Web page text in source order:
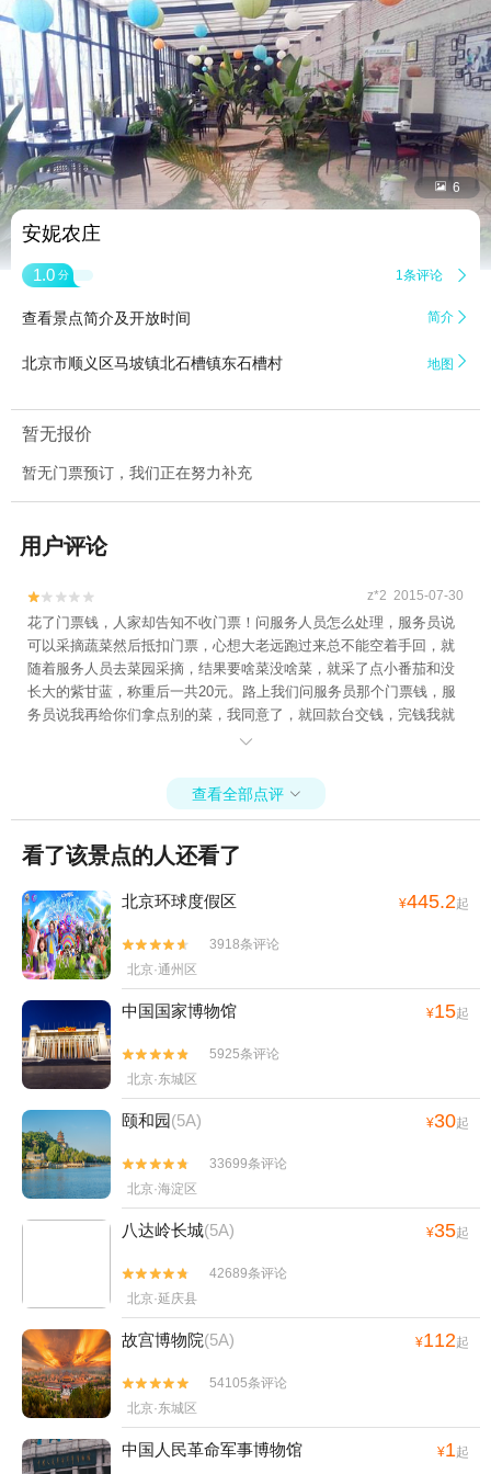
 6
安妮农庄
1.0 分 1条评论 
查看景点简介及开放时间 简介 
北京市顺义区马坡镇北石槽镇东石槽村 地图 
暂无报价
暂无门票预订，我们正在努力补充
用户评论

 z*2 2015-07-30
花了门票钱，人家却告知不收门票！问服务人员怎么处理，服务员说
可以采摘蔬菜然后抵扣门票，心想大老远跑过来总不能空着手回，就
随着服务人员去菜园采摘，结果要啥菜没啥菜，就采了点小番茄和没
长大的紫甘蓝，称重后一共20元。路上我们问服务员那个门票钱，服
务员说我再给你们拿点别的菜，我同意了，就回款台交钱，完钱我就
等着服务员兑现承诺，但很遗憾，之后就再没有见到给我承诺的那个

查看全部点评 
看了该景点的人还看了
北京环球度假区 ¥445.2起


3918条评论
北京·通州区
中国国家博物馆 ¥15起


5925条评论
北京·东城区
颐和园(5A) ¥30起


33699条评论
北京·海淀区
八达岭长城(5A) ¥35起


42689条评论
北京·延庆县
故宫博物院(5A) ¥112起


54105条评论
北京·东城区
中国人民革命军事博物馆 ¥1起
